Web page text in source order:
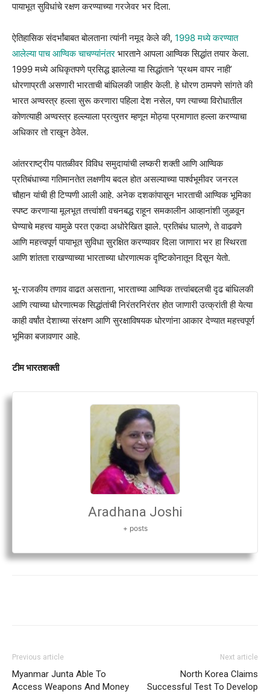
पायाभूत सुविधांचे रक्षण करण्याच्या गरजेवर भर दिला.
ऐतिहासिक संदर्भांबाबत बोलताना त्यांनी नमूद केले की, 1998 मध्ये करण्यात
आलेल्या पाच आण्विक चाचण्यांनंतर भारताने आपला आण्विक सिद्धांत तयार केला.
1999 मध्ये अधिकृतपणे प्रसिद्ध झालेल्या या सिद्धांताने ‘प्रथम वापर नाही’
धोरणाप्रती असणारी भारताची बांधिलकी जाहीर केली. हे धोरण ठामपणे सांगते की
भारत अण्वस्त्र हल्ला सुरू करणारा पहिला देश नसेल, पण त्याच्या विरोधातील
कोणत्याही अण्वस्त्र हल्ल्याला प्रत्युत्तर म्हणून मोठ्या प्रमाणात हल्ला करण्याचा
अधिकार तो राखून ठेवेल.
आंतरराष्ट्रीय पातळीवर विविध समुदायांची लष्करी शक्ती आणि आण्विक
प्रतिबंधाच्या गतिमानतेत लक्षणीय बदल होत असल्याच्या पार्श्वभूमीवर जनरल
चौहान यांची ही टिप्पणी आली आहे. अनेक दशकांपासून भारताची आण्विक भूमिका
स्पष्ट करणाऱ्या मूलभूत तत्त्वांशी वचनबद्ध राहून समकालीन आव्हानांशी जुळवून
घेण्याचे महत्त्व यामुळे परत एकदा अधोरेखित झाले. प्रतिबंध घालणे, ते वाढवणे
आणि महत्त्वपूर्ण पायाभूत सुविधा सुरक्षित करण्यावर दिला जाणारा भर हा स्थिरता
आणि शांतता राखण्याच्या भारताच्या धोरणात्मक दृष्टिकोनातून दिसून येतो.
भू-राजकीय तणाव वाढत असताना, भारताच्या आण्विक तत्त्वांबद्दलची दृढ बांधिलकी
आणि त्याच्या धोरणात्मक सिद्धांतांची निरंतरनिरंतर होत जाणारी उत्क्रांती ही येत्या
काही वर्षांत देशाच्या संरक्षण आणि सुरक्षाविषयक धोरणांना आकार देण्यात महत्त्वपूर्ण
भूमिका बजावणार आहे.
टीम भारतशक्ती
Aradhana Joshi
+ posts
Previous article
Myanmar Junta Able To
Access Weapons And Money
Next article
North Korea Claims
Successful Test To Develop